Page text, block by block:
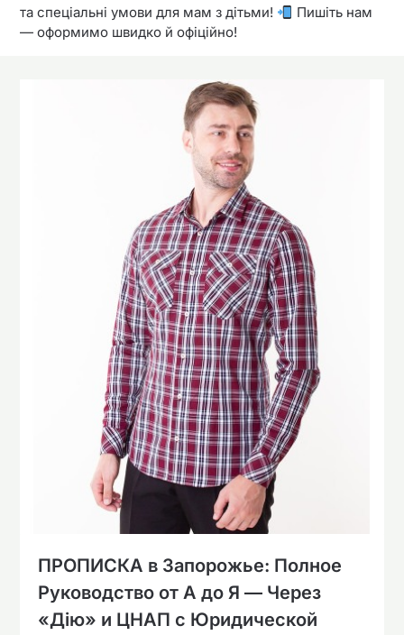
та спеціальні умови для мам з дітьми!
Пишіть нам
— оформимо швидко й офіційно!
ПРОПИСКА в Запорожье: Полное
Руководство от А до Я — Через
«Дію» и ЦНАП с Юридической